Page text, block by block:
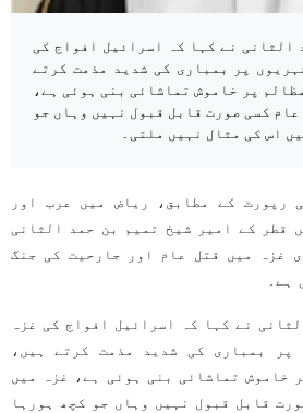
الثانی نے کہا کہ اسرائیل افواج کی
پر بمباری کی شدید مذمت کرتے
پر خاموش تماشائی بنی ہوئی ہے،
عام کسی صورت قابل قبول نہیں وہاں جو
اس کی مثال نہیں ملتی۔
رپورٹ کے مطابق، ریاض میں عرب اور
قطر کے امیر شیخ تمیم بن حمد الثانی
غزہ میں قتل عام اور جارحیت کی جنگ
ہے۔
نے کہا کہ اسرائیل افواج کی غزہ
پر بمباری کی شدید مذمت کرتے ہیں،
خاموش تماشائی بنی ہوئی ہے، غزہ میں
قابل قبول نہیں وہاں جو کچھ ہورہا